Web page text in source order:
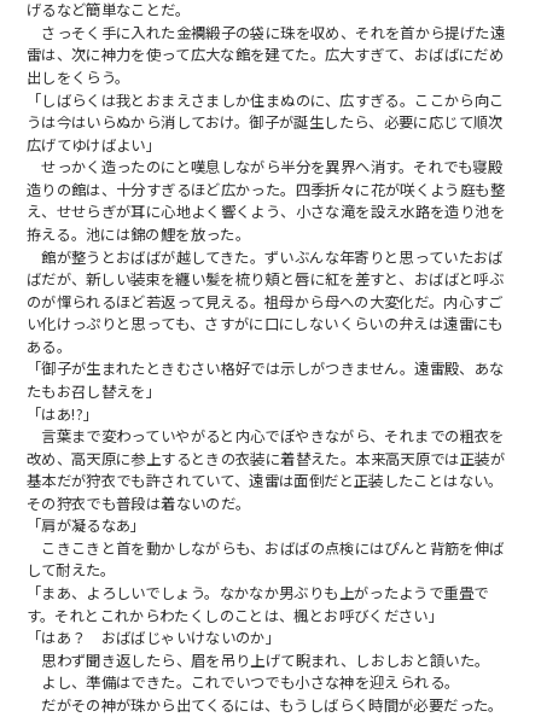
げるなど簡単なことだ。
さっそく手に入れた金襴緞子の袋に珠を収め、それを首から提げた遠
雷は、次に神力を使って広大な館を建てた。広大すぎて、おばばにだめ
出しをくらう。
「しばらくは我とおまえさましか住まぬのに、広すぎる。ここから向こ
うは今はいらぬから消しておけ。御子が誕生したら、必要に応じて順次
広げてゆけばよい」
せっかく造ったのにと嘆息しながら半分を異界へ消す。それでも寝殿
造りの館は、十分すぎるほど広かった。四季折々に花が咲くよう庭も整
え、せせらぎが耳に心地よく響くよう、小さな滝を設え水路を造り池を
拵える。池には錦の鯉を放った。
館が整うとおばばが越してきた。ずいぶんな年寄りと思っていたおば
ばだが、新しい装束を纏い髪を梳り頬と唇に紅を差すと、おばばと呼ぶ
のが憚られるほど若返って見える。祖母から母への大変化だ。内心すご
い化けっぷりと思っても、さすがに口にしないくらいの弁えは遠雷にも
ある。
「御子が生まれたときむさい格好では示しがつきません。遠雷殿、あな
たもお召し替えを」
「はあ!?」
言葉まで変わっていやがると内心でぼやきながら、それまでの粗衣を
改め、高天原に参上するときの衣装に着替えた。本来高天原では正装が
基本だが狩衣でも許されていて、遠雷は面倒だと正装したことはない。
その狩衣でも普段は着ないのだ。
「肩が凝るなあ」
こきこきと首を動かしながらも、おばばの点検にはぴんと背筋を伸ば
して耐えた。
「まあ、よろしいでしょう。なかなか男ぶりも上がったようで重畳で
す。それとこれからわたくしのことは、楓とお呼びください」
「はあ？ おばばじゃいけないのか」
思わず聞き返したら、眉を吊り上げて睨まれ、しおしおと頷いた。
よし、準備はできた。これでいつでも小さな神を迎えられる。
だがその神が珠から出てくるには、もうしばらく時間が必要だった。